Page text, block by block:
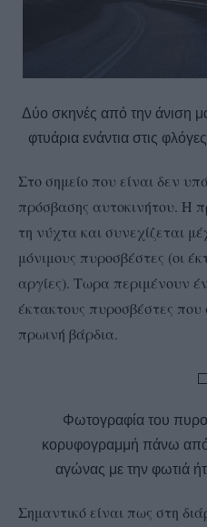
Δύο σκηνές από την άνιση
φτυάρια ενάντια στις
Στο σημείο που είναι δεν
πρόσβασης αυτοκινήτου. Η
τη νύχτα και συνεχίζεται
μόνιμους πυροσβέστες (οι
αργίες). Τωρα περιμένουν
έκτακτους πυροσβέστες
πρωινή βάρδια.
Φωτογραφία του
κορυφογραμμή πάνω
αγώνας με την φωτιά
Σημαντικό είναι πως στη